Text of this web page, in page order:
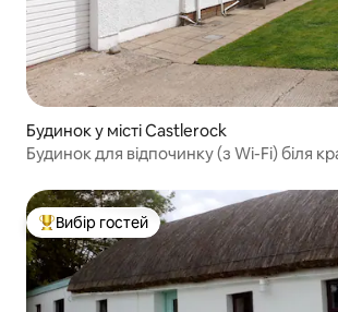
Будинок у місті Castlerock
Будинок для відпочинку (з Wi-Fi) біля
Топ вибір гостей
Вибір гостей